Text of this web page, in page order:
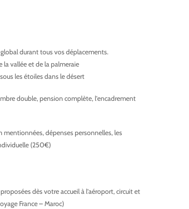
durant tous vos déplacements.
la vallée et de la palmeraie
les étoiles dans le désert
double, pension complète, l’encadrement
mentionnées, dépenses personnelles, les
(250€)
dès votre accueil à l’aéroport, circuit et
France – Maroc)